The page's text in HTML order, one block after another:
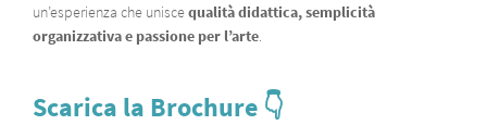
un’esperienza che uniscequalità didattica, semplicità
organizzativa e passione per l’arte.
Scarica la Brochure 👇